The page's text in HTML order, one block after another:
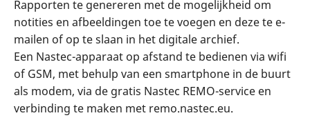
Rapporten te genereren met de mogelijkheid om
notities en afbeeldingen toe te voegen en deze te e-
mailen of op te slaan in het digitale archief.
Een Nastec-apparaat op afstand te bedienen via wifi
of GSM, met behulp van een smartphone in de buurt
als modem, via de gratis Nastec REMO-service en
verbinding te maken met remo.nastec.eu.